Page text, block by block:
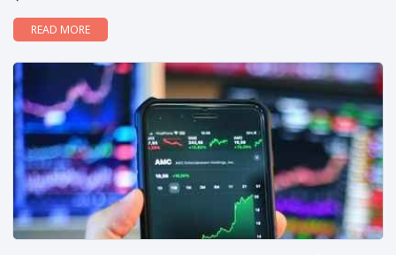
READ MORE